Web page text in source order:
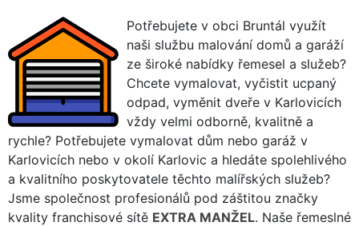
Potřebujete v obci Bruntál využít
naši službu malování domů a garáží
ze široké nabídky řemesel a služeb?
Chcete vymalovat, vyčistit ucpaný
odpad, vyměnit dveře v Karlovicích
vždy velmi odborně, kvalitně a
rychle? Potřebujete vymalovat dům nebo garáž v
Karlovicích nebo v okolí Karlovic a hledáte spolehlivého
a kvalitního poskytovatele těchto malířských služeb?
Jsme společnost profesionálů pod záštitou značky
kvality franchisové sítě EXTRA MANŽEL. Naše řemeslné